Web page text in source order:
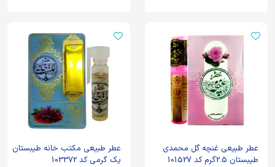
عطر طبیعی غنچه گل محمدی
طیبستان 2.5گرم کد 101527
عطر طبیعی مکتب خانه طیبستان
یک گرمی کد 103372